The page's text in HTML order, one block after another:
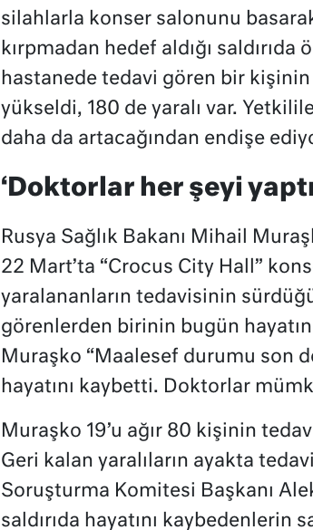
silahlarla konser salonunu
kırpmadan hedef aldığı saldırıda
hastanede tedavi gören bir kişinin
yükseldi, 180 de yaralı var.
daha da artacağından endişe
‘Doktorlar her şeyi
Rusya Sağlık Bakanı Mihail
22 Mart’ta “Crocus City Hall”
yaralananların tedavisinin
görenlerden birinin bugün
Muraşko “Maalesef durumu son
hayatını kaybetti. Doktorlar
Muraşko 19’u ağır 80 kişinin
Geri kalan yaralıların ayakta
Soruşturma Komitesi Başkanı
saldırıda hayatını kaybedenlerin